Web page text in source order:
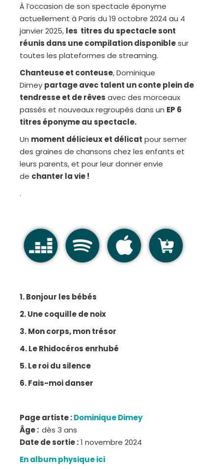
À l’occasion de son spectacle éponyme
actuellement à Paris du 19 octobre 2024 au 4
janvier 2025, les titres du spectacle sont
réunis dans une compilation disponiblesur
toutes les plateformes de streaming.
Chanteuse et conteuse, Dominique
Dimey partage avec talent un conte plein de
tendresse et de rêves avec des morceaux
passés et nouveaux regroupés dans un EP 6
titres éponyme au spectacle.
Un moment délicieux et délicat pour semer
des graines de chansons chez les enfants et
leurs parents, et pour leur donner envie
de chanter la vie !
.
1. Bonjour les bébés
2. Une coquille de noix
3. Mon corps, mon trésor
4. Le Rhidocéros enrhubé
5. Le roi du silence
6. Fais-moi danser
Page artiste :Dominique Dimey
Âge :dès 3 ans
Date de sortie :1 novembre 2024
En album physique ici